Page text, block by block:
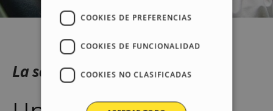
La solución
FRENCH
COOKIES DE PREFERENCIAS
COOKIES DE FUNCIONALIDAD
COOKIES NO CLASIFICADAS